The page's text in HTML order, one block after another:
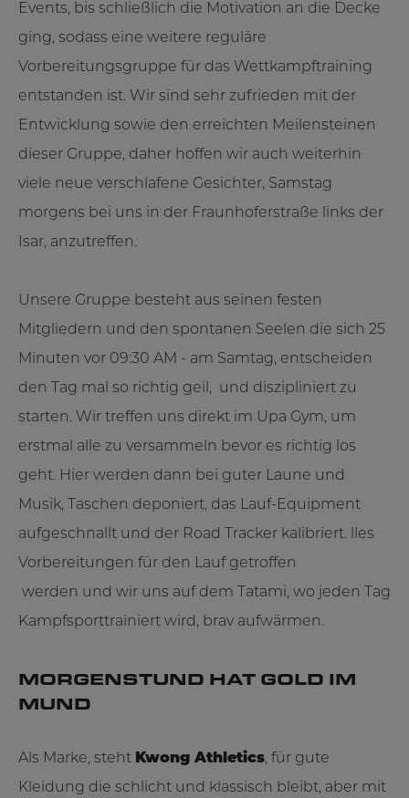
Events, bis schließlich die Motivation an die Decke
ging, sodass eine weitere reguläre
Vorbereitungsgruppe für das Wettkampftraining
entstanden ist. Wir sind sehr zufrieden mit der
Entwicklung sowie den erreichten Meilensteinen
dieser Gruppe, daher hoffen wir auch weiterhin
viele neue verschlafene Gesichter, Samstag
morgens bei uns in der Fraunhoferstraße links der
Isar, anzutreffen.
Unsere Gruppe besteht aus seinen festen
Mitgliedern und den spontanen Seelen die sich 25
Minuten vor 09:30 AM - am Samtag, entscheiden
den Tag mal so richtig geil, und diszipliniert zu
starten. Wir treffen uns direkt im Upa Gym, um
erstmal alle zu versammeln bevor es richtig los
geht. Hier werden dann bei guter Laune und
Musik, Taschen deponiert, das Lauf-Equipment
aufgeschnallt und der Road Tracker kalibriert. lles
Vorbereitungen für den Lauf getroffen
werden und wir uns auf dem Tatami, wo jeden Tag
Kampfsporttrainiert wird, brav aufwärmen.
MORGENSTUND HAT GOLD IM
MUND
Als Marke, steht Kwong Athletics, für gute
Kleidung die schlicht und klassisch bleibt, aber mit